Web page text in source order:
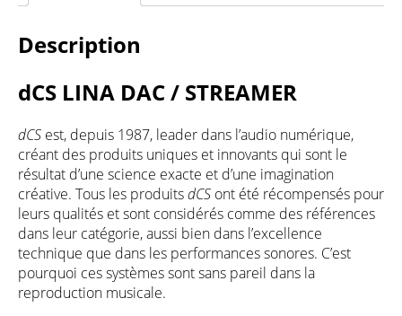
Description
dCS LINA DAC / STREAMER
dCS est, depuis 1987, leader dans l’audio numérique,
créant des produits uniques et innovants qui sont le
résultat d’une science exacte et d’une imagination
créative. Tous les produitsdCS ont été récompensés pour
leurs qualités et sont considérés comme des références
dans leur catégorie, aussi bien dans l’excellence
technique que dans les performances sonores. C’est
pourquoi ces systèmes sont sans pareil dans la
reproduction musicale.